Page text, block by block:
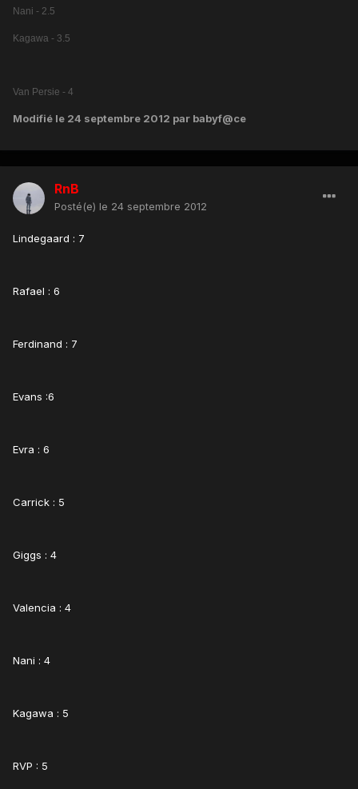
Nani - 2.5
Kagawa - 3.5
Van Persie - 4
Modifié le 24 septembre 2012 par babyf@ce
RnB
Posté(e) le 24 septembre 2012
Lindegaard : 7
Rafael : 6
Ferdinand : 7
Evans :6
Evra : 6
Carrick : 5
Giggs : 4
Valencia : 4
Nani : 4
Kagawa : 5
RVP : 5